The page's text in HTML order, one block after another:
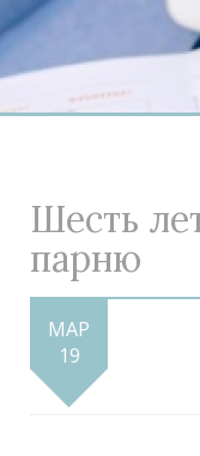
Шесть
парню
МАР
19